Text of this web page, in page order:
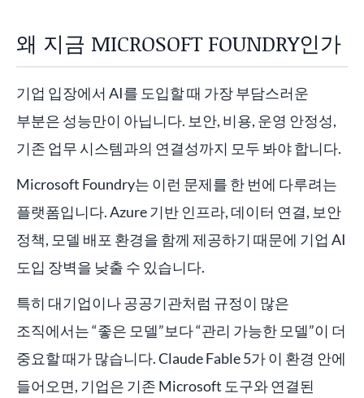
왜 지금 MICROSOFT FOUNDRY인가
기업 입장에서 AI를 도입할 때 가장 부담스러운
부분은 성능만이 아닙니다. 보안, 비용, 운영 안정성,
기존 업무 시스템과의 연결성까지 모두 봐야 합니다.
Microsoft Foundry는 이런 문제를 한 번에 다루려는
플랫폼입니다. Azure 기반 인프라, 데이터 연결, 보안
정책, 모델 배포 환경을 함께 제공하기 때문에 기업 AI
도입 장벽을 낮출 수 있습니다.
특히 대기업이나 공공기관처럼 규정이 많은
조직에서는 “좋은 모델”보다 “관리 가능한 모델”이 더
중요할 때가 많습니다. Claude Fable 5가 이 환경 안에
들어오면, 기업은 기존 Microsoft 도구와 연결된